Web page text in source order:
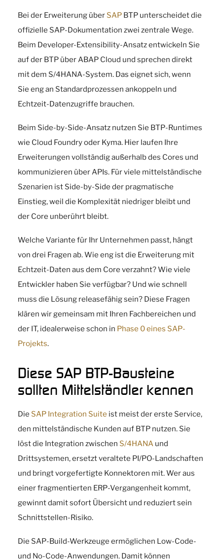
Bei der Erweiterung über SAP BTP unterscheidet die
offizielle SAP-Dokumentation zwei zentrale Wege.
Beim Developer-Extensibility-Ansatz entwickeln Sie
auf der BTP über ABAP Cloud und sprechen direkt
mit dem S/4HANA-System. Das eignet sich, wenn
Sie eng an Standardprozessen ankoppeln und
Echtzeit-Datenzugriffe brauchen.
Beim Side-by-Side-Ansatz nutzen Sie BTP-Runtimes
wie Cloud Foundry oder Kyma. Hier laufen Ihre
Erweiterungen vollständig außerhalb des Cores und
kommunizieren über APIs. Für viele mittelständische
Szenarien ist Side-by-Side der pragmatische
Einstieg, weil die Komplexität niedriger bleibt und
der Core unberührt bleibt.
Welche Variante für Ihr Unternehmen passt, hängt
von drei Fragen ab. Wie eng ist die Erweiterung mit
Echtzeit-Daten aus dem Core verzahnt? Wie viele
Entwickler haben Sie verfügbar? Und wie schnell
muss die Lösung releasefähig sein? Diese Fragen
klären wir gemeinsam mit Ihren Fachbereichen und
der IT, idealerweise schon in Phase 0 eines SAP-
Projekts.
Diese SAP BTP-Bausteine
sollten Mittelständler kennen
Die SAP Integration Suite ist meist der erste Service,
den mittelständische Kunden auf BTP nutzen. Sie
löst die Integration zwischen S/4HANA und
Drittsystemen, ersetzt veraltete PI/PO-Landschaften
und bringt vorgefertigte Konnektoren mit. Wer aus
einer fragmentierten ERP-Vergangenheit kommt,
gewinnt damit sofort Übersicht und reduziert sein
Schnittstellen-Risiko.
Die SAP-Build-Werkzeuge ermöglichen Low-Code-
und No-Code-Anwendungen. Damit können